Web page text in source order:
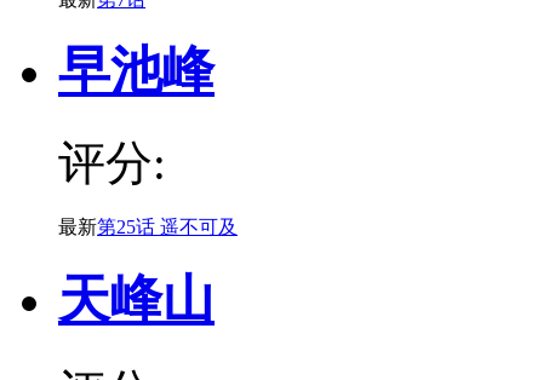
早池峰
评分:
最新第25话 遥不可及
天峰山